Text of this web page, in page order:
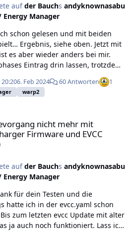
aufder Bauchs andyknownasabu
Energy Manager
schon gelesen und mit beiden
Ergebnis, siehe oben. Jetzt mit
es aber wieder anders bei mir.
Eintrag drin lassen, trotzdem
Log und den Hinweis, das
EM durch EVCC, egal, was ich
6. Feb 2024 60 Antworten 1
warp2
nicht mehr mit
Firmware und EVCC
aufder Bauchs andyknownasabu
Energy Manager
für dein Testen und die
hatte ich in der evcc.yaml schon
zum letzten evcc Update mit alter
auch noch funktioniert. Lass ich